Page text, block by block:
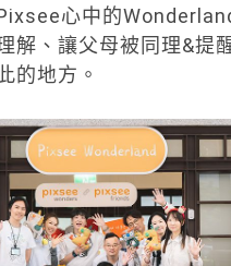
心中的
解、讓父母被同理&提
的地方。